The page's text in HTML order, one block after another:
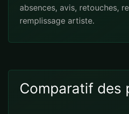
absences, avis, retouches,
remplissage artiste.
Comparatif des